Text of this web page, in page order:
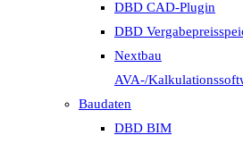
DBD CAD-Plugin
DBD
Nextbau
AVA-/
Baudaten
DBD BIM